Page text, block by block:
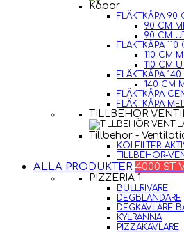
Kåpor
FLÄKTKÅPA 90
90 CM
90 CM
FLÄKTKÅPA 110
110 CM
110 CM
FLÄKTKÅPA
140 CM
FLÄKTKÅPA
FLÄKTKÅPA
TILLBEHÖR
Tillbehör -
KOLFILTER-
TILLBEHÖR-
ALLA PRODUKTER 4000 ST
PIZZERIA 1
BULLRIVARE
DEGBLANDARE
DEGKAVLARE
KYLRÄNNA
PIZZAKAVLARE